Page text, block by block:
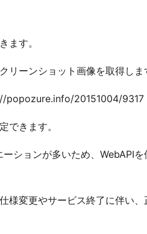
ます。
リーンショット画像を取得しま
popozure.info/20151004/9317
できます。
ションが多いため、WebAPIを
様変更やサービス終了に伴い、